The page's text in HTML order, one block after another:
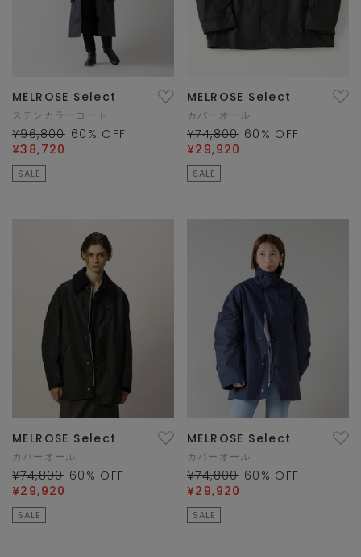
MELROSE Select
ステンカラーコート
¥96,800 60 % OFF
¥38,720
SALE
MELROSE Select
カバーオール
¥74,800 60 % OFF
¥29,920
SALE
MELROSE Select
カバーオール
¥74,800 60 % OFF
¥29,920
SALE
MELROSE Select
カバーオール
¥74,800 60 % OFF
¥29,920
SALE